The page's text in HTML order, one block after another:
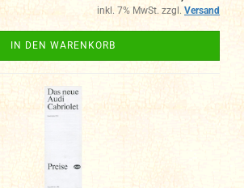
inkl. 7% MwSt. zzgl. Versand
IN DEN WARENKORB